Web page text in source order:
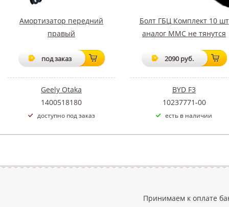
Амортизатор передний
правый
под заказ
Geely Otaka
1400518180
доступно под заказ
Болт ГБЦ Комплект 10 шт
аналог MMC не тянутся
2090 руб.
BYD F3
10237771-00
есть в наличии
Принимаем к оплате